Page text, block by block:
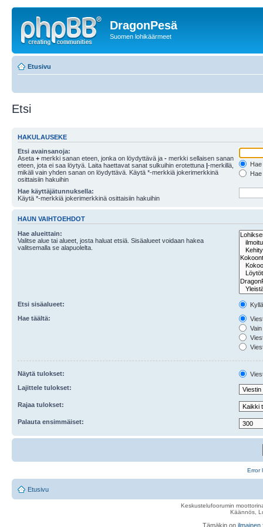
DragonPesä
Suomen lohikäärmeet
Etusivu
Etsi
HAKULAUSEKE
Etsi avainsanoja:
Aseta + merkki sanan eteen, jonka on löydyttävä ja - merkki sellaisen sanan
eteen, jota ei saa löytyä. Laita haettavat sanat sulkuihin erotettuna |-merkillä,
mikäli vain yhden sanan on löydyttävä. Käytä *-merkkiä jokerimerkkinä
osittaisiin hakuihin
Hae käyttäjätunnuksella:
Käytä *-merkkiä jokerimerkkinä osittaisiin hakuihin
HAUN VAIHTOEHDOT
Hae alueittain:
Valitse alue tai alueet, josta haluat etsiä. Sisäalueet voidaan hakea
valitsemalla se alapuolelta.
Etsi sisäalueet:
Hae täältä:
Näytä tulokset:
Lajittele tulokset:
Rajaa tulokset:
Palauta ensimmäiset:
Error
Etusivu
Keskustelufoorumin
Käännös,
Tämäkin on ilmainen